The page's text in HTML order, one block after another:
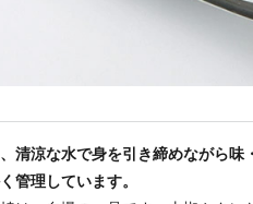
清涼な水で身を引き締めながら味
管理しています。